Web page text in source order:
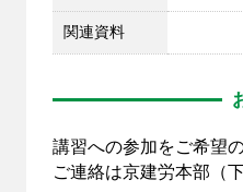
関連資料
講習への参加をご希望
ご連絡は京建労本部（